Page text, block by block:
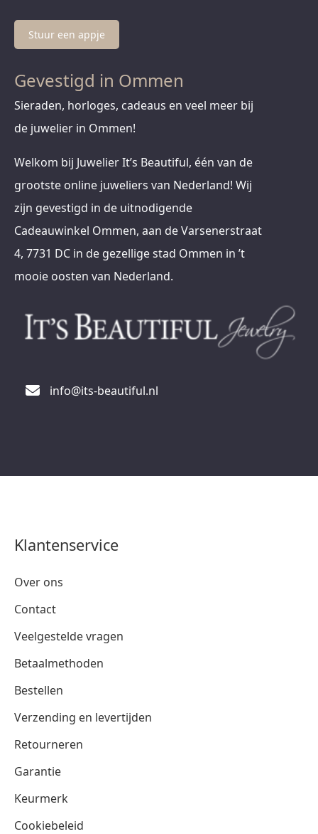
Stuur een appje
Gevestigd in Ommen
Sieraden, horloges, cadeaus en veel meer bij
de juwelier in Ommen!
Welkom bij Juwelier It’s Beautiful, één van de
grootste online juweliers van Nederland! Wij
zijn gevestigd in de uitnodigende
Cadeauwinkel Ommen, aan de Varsenerstraat
4, 7731 DC in de gezellige stad Ommen in ’t
mooie oosten van Nederland.
info@its-beautiful.nl
Klantenservice
Over ons
Contact
Veelgestelde vragen
Betaalmethoden
Bestellen
Verzending en levertijden
Retourneren
Garantie
Keurmerk
Cookiebeleid